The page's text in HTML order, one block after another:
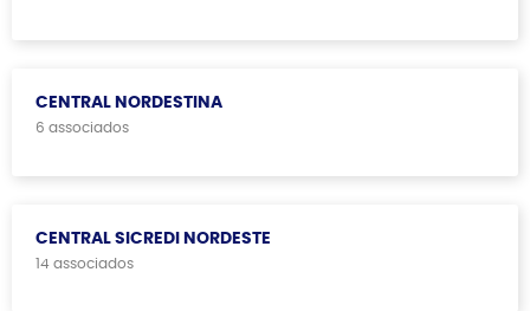
CENTRAL NORDESTINA
6 associados
CENTRAL SICREDI NORDESTE
14 associados